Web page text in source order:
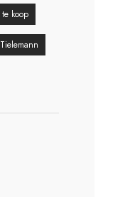
te koop
Tielemann